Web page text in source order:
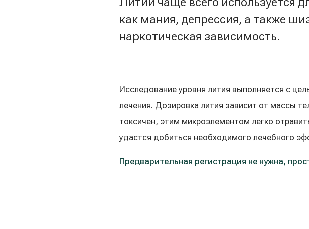
как мания, депрессия, а также
наркотическая зависимость.
Исследование уровня лития выполняется с
лечения. Дозировка лития зависит от массы
токсичен, этим микроэлементом легко
удастся добиться необходимого лечебного
Предварительная регистрация не нужна,